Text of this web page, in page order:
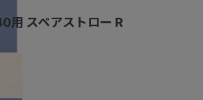
用 スペアストロー R